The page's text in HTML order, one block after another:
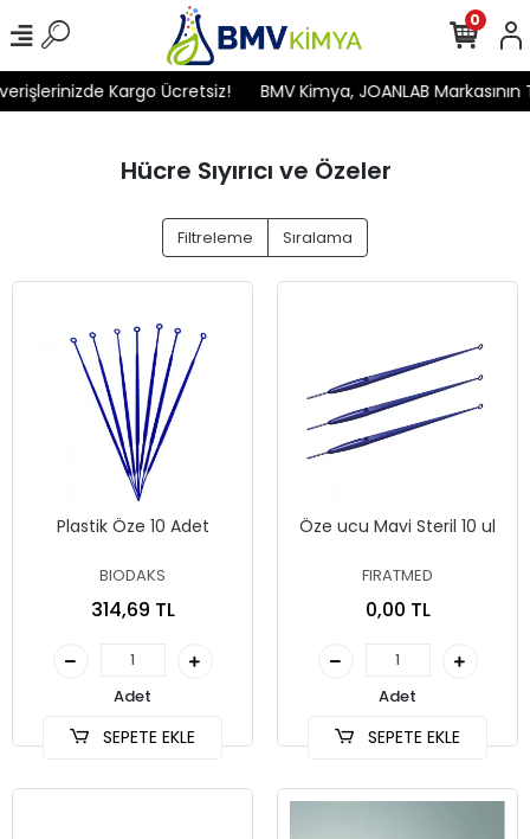
Kargo Ücretsiz! BMV Kimya, JOANLAB
0
Hücre Sıyırıcı ve Özeler
Filtreleme Sıralama
Plastik Öze 10 Adet
BIODAKS
314,69 TL
Adet
SEPETE EKLE
Öze ucu Mavi Steril 10 ul
FIRATMED
0,00 TL
Adet
SEPETE EKLE